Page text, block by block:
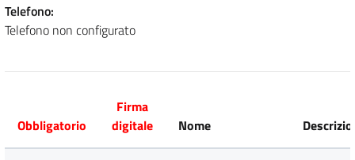
Telefono:
Telefono non configurato
Obbligatorio
Firma
digitale
Nome